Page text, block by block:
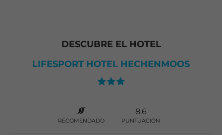
DESCUBRE EL HOTEL
LIFESPORT HOTEL HECHENMOOS
RECOMENDADO
8.6
PUNTUACIÓN